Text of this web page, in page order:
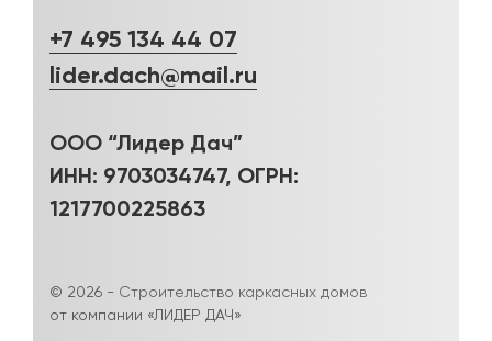
+7 495 134 44 07
lider.dach@mail.ru
ООО “Лидер Дач”
ИНН: 9703034747, ОГРН:
1217700225863
© 2026 - Строительство каркасных домов
от компании «ЛИДЕР ДАЧ»